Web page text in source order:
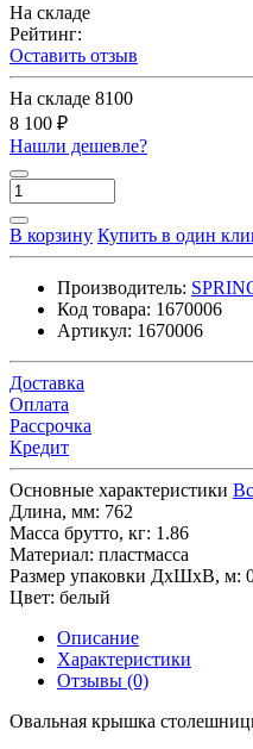
На складе
Рейтинг:
Оставить отзыв
На складе 8100
8 100 ₽
Нашли дешевле?
В корзину Купить в один
Производитель:
Код товара: 1670006
Артикул: 1670006
Доставка
Оплата
Рассрочка
Кредит
Основные характеристики
Длина, мм: 762
Масса брутто, кг: 1.86
Материал: пластмасса
Размер упаковки ДхШхВ, м:
Цвет: белый
Описание
Характеристики
Отзывы (0)
Овальная крышка